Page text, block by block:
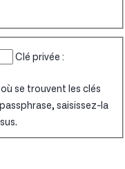
Clé privée :
se trouvent les clés
saisissez-la